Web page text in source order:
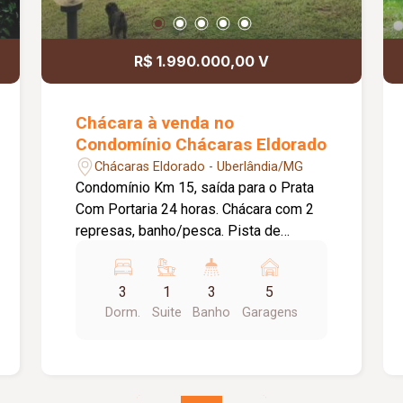
piracanjuba, caranha, etc.) Deck amplo,
fixo na represa, com churrasqueira,
represa. 30km da cidade de Uberlândia.
R$ 1.990.000,00 V
Chácara à venda no
Condomínio Chácaras Eldorado
Chácaras Eldorado - Uberlândia/MG
Condomínio Km 15, saída para o Prata
Com Portaria 24 horas. Chácara com 2
represas, banho/pesca. Pista de
em 3 ambientes, 3 quartos sendo 1
suíte, 2 banheiros sociais. Cozinha
americana, escritório pé-direito 5
3
Dorm.
1
Suite
3
Banho
5
Garagens